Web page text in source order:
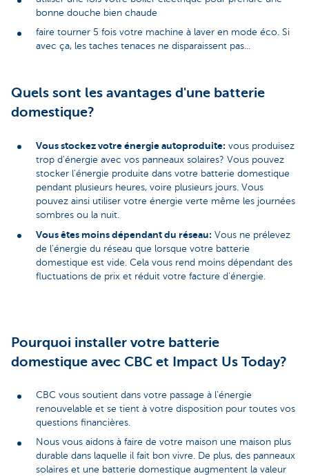
bonne douche bien chaude
faire tourner 5 fois votre machine à laver en mode éco. Si
avec ça, les taches tenaces ne disparaissent pas...
Quels sont les avantages d'une batterie
domestique?
Vous stockez votre énergie autoproduite: vous produisez
trop d'énergie avec vos panneaux solaires? Vous pouvez
stocker l'énergie produite dans votre batterie domestique
pendant plusieurs heures, voire plusieurs jours. Vous
pouvez ainsi utiliser votre énergie verte même les journées
sombres ou la nuit.
Vous êtes moins dépendant du réseau: Vous ne prélevez
de l'énergie du réseau que lorsque votre batterie
domestique est vide. Cela vous rend moins dépendant des
fluctuations de prix et réduit votre facture d'énergie.
Pourquoi installer votre batterie
domestique avec CBC et Impact Us Today?
CBC vous soutient dans votre passage à l'énergie
renouvelable et se tient à votre disposition pour toutes vos
questions financières.
Nous vous aidons à faire de votre maison une maison plus
durable dans laquelle il fait bon vivre. De plus, des panneaux
solaires et une batterie domestique augmentent la valeur